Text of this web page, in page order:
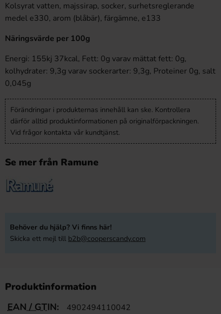
Kolsyrat vatten, majssirap, socker, surhetsreglerande
medel e330, arom (blåbär), färgämne, e133
Näringsvärde per 100g
Energi: 155kj 37kcal, Fett: 0g varav mättat fett: 0g,
kolhydrater: 9,3g varav sockerarter: 9,3g, Proteiner 0g, salt
0,045g
Förändringar i produkternas innehåll kan ske. Kontrollera
därför alltid produktinformationen på originalförpackningen.
Vid frågor kontakta vår kundtjänst.
Se mer från Ramune
Behöver du hjälp? Vi finns här!
Skicka ett mejl till b2b@cooperscandy.com
Produktinformation
EAN / GTIN:
4902494110042